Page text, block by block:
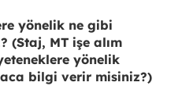
yönelik ne gibi
(Staj, MT işe alım
yönelik
bilgi verir misiniz?)